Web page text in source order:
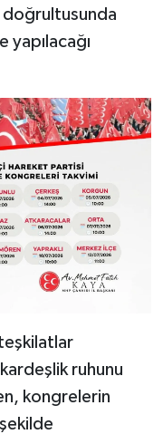
doğrultusunda
ruhunu
kongrelerin